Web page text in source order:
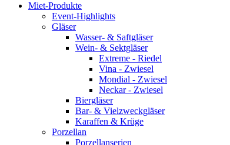
Miet-Produkte
Event-Highlights
Gläser
Wasser- & Saftgläser
Wein- & Sektgläser
Extreme - Riedel
Vina - Zwiesel
Mondial - Zwiesel
Neckar - Zwiesel
Biergläser
Bar- & Vielzweckgläser
Karaffen & Krüge
Porzellan
Porzellanserien